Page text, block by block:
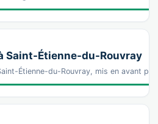
Saint-Étienne-du-Rouvray
Étienne-du-Rouvray, mis en avant